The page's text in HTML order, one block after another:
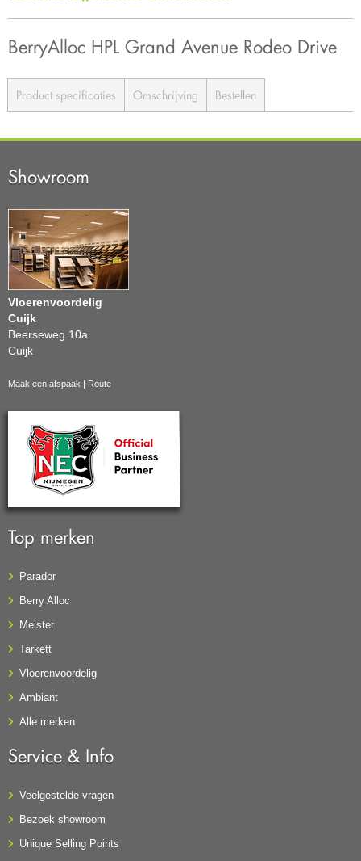
BerryAlloc HPL Grand Avenue Rodeo Drive
Product specificaties Omschrijving Bestellen
Showroom
Vloerenvoordelig
Cuijk
Beerseweg 10a
Cuijk
Maak een afspaak Route
Top merken
Parador
Berry Alloc
Meister
Tarkett
Vloerenvoordelig
Ambiant
Alle merken
Service & Info
Veelgestelde vragen
Bezoek showroom
Unique Selling Points